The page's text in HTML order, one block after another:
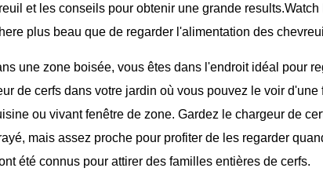
et les conseils pour obtenir une grande results.Watch
plus beau que de regarder l'alimentation des
une zone boisée, vous êtes dans l'endroit idéal pour
de cerfs dans votre jardin où vous pouvez le voir d'une
ou vivant fenêtre de zone. Gardez le chargeur de
mais assez proche pour profiter de les regarder
été connus pour attirer des familles entières de cerfs.